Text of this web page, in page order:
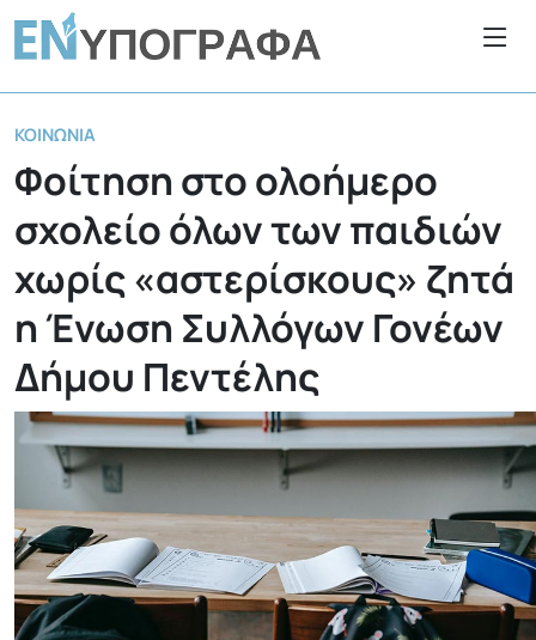
ΚΟΙΝΩΝΊΑ
Φοίτηση στο ολοήμερο
σχολείο όλων των παιδιών
χωρίς «αστερίσκους» ζητά
η Ένωση Συλλόγων Γονέων
Δήμου Πεντέλης